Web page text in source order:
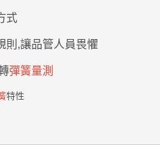
式
則,讓品管人員畏懼
彈簧量測
特性